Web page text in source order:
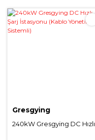
Gresgying
240kW Gresgying DC Hızlı